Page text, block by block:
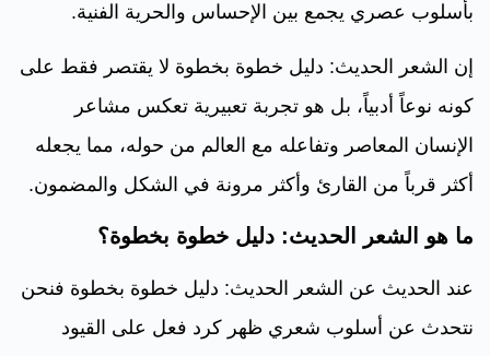
بأسلوب عصري يجمع بين الإحساس والحرية الفنية.
إن الشعر الحديث: دليل خطوة بخطوة لا يقتصر فقط على
كونه نوعاً أدبياً، بل هو تجربة تعبيرية تعكس مشاعر
الإنسان المعاصر وتفاعله مع العالم من حوله، مما يجعله
أكثر قرباً من القارئ وأكثر مرونة في الشكل والمضمون.
ما هو الشعر الحديث: دليل خطوة بخطوة؟
عند الحديث عن الشعر الحديث: دليل خطوة بخطوة فنحن
نتحدث عن أسلوب شعري ظهر كرد فعل على القيود